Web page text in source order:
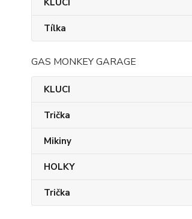
KLUCI
Tílka
GAS MONKEY GARAGE
KLUCI
Trička
Mikiny
HOLKY
Trička